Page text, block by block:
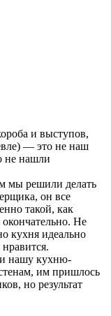
и выступов,
— это не наш
не нашли
мы решили делать
он все
такой, как
окончательно. Не
кухня идеально
нашу кухню-
им пришлось
но результат